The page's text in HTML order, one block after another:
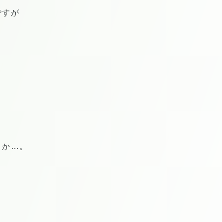
が
か…。